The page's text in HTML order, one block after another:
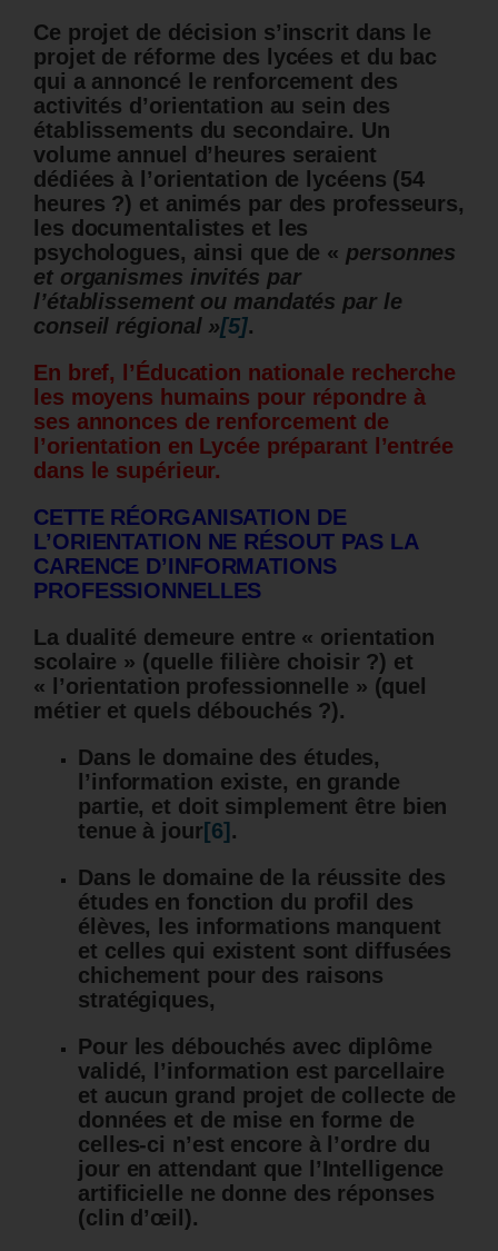
Ce projet de décision s’inscrit dans le
projet de réforme des lycées et du bac
qui a annoncé le renforcement des
activités d’orientation au sein des
établissements du secondaire. Un
volume annuel d’heures seraient
dédiées à l’orientation de lycéens (54
heures ?) et animés par des professeurs,
les documentalistes et les
psychologues, ainsi que de « personnes
et organismes invités par
l’établissement ou mandatés par le
conseil régional »[5].
En bref, l’Éducation nationale recherche
les moyens humains pour répondre à
ses annonces de renforcement de
l’orientation en Lycée préparant l’entrée
dans le supérieur.
CETTE RÉORGANISATION DE
L’ORIENTATION NE RÉSOUT PAS LA
CARENCE D’INFORMATIONS
PROFESSIONNELLES
La dualité demeure entre « orientation
scolaire » (quelle filière choisir ?) et
« l’orientation professionnelle » (quel
métier et quels débouchés ?).
Dans le domaine des études,
l’information existe, en grande
partie, et doit simplement être bien
tenue à jour [6] .
Dans le domaine de la réussite des
études en fonction du profil des
élèves, les informations manquent
et celles qui existent sont diffusées
chichement pour des raisons
stratégiques,
Pour les débouchés avec diplôme
validé, l’information est parcellaire
et aucun grand projet de collecte de
données et de mise en forme de
celles-ci n’est encore à l’ordre du
jour en attendant que l’Intelligence
artificielle ne donne des réponses
(clin d’œil).